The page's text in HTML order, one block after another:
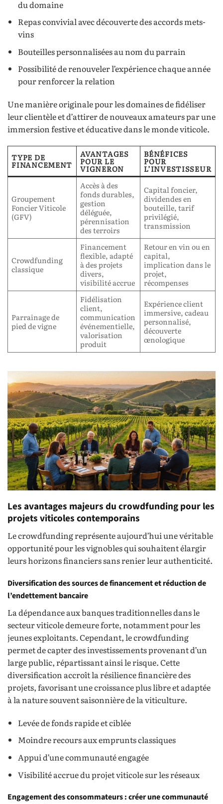
du domaine
Repas convivial avec découverte des accords mets-
vins
Bouteilles personnalisées au nom du parrain
Possibilité de renouveler l’expérience chaque année
pour renforcer la relation
Une manière originale pour les domaines de fidéliser
leur clientèle et d’attirer de nouveaux amateurs par une
immersion festive et éducative dans le monde viticole.
TYPE DE
FINANCEMENT
AVANTAGES
POUR LE
VIGNERON
BÉNÉFICES
POUR
L’INVESTISSEUR
Groupement
Foncier Viticole
(GFV)
Accès à des
fonds durables,
gestion
déléguée,
pérennisation
des terroirs
Capital foncier,
dividendes en
bouteille, tarif
privilégié,
transmission
Crowdfunding
classique
Financement
flexible, adapté
à des projets
divers,
visibilité accrue
Retour en vin ou en
capital,
implication dans le
projet,
récompenses
Parrainage de
pied de vigne
Fidélisation
client,
communication
événementielle,
valorisation
produit
Expérience client
immersive, cadeau
personnalisé,
découverte
œnologique
Les avantages majeurs du crowdfunding pour les
projets viticoles contemporains
Le crowdfunding représente aujourd’hui une véritable
opportunité pour les vignobles qui souhaitent élargir
leurs horizons financiers sans renier leur authenticité.
Diversification des sources de financement et réduction de
l’endettement bancaire
La dépendance aux banques traditionnelles dans le
secteur viticole demeure forte, notamment pour les
jeunes exploitants. Cependant, le crowdfunding
permet de capter des investissements provenant d’un
large public, répartissant ainsi le risque. Cette
diversification accroît la résilience financière des
projets, favorisant une croissance plus libre et adaptée
à la nature souvent saisonnière de la viticulture.
Levée de fonds rapide et ciblée
Moindre recours aux emprunts classiques
Appui d’une communauté engagée
Visibilité accrue du projet viticole sur les réseaux
Engagement des consommateurs : créer une communauté